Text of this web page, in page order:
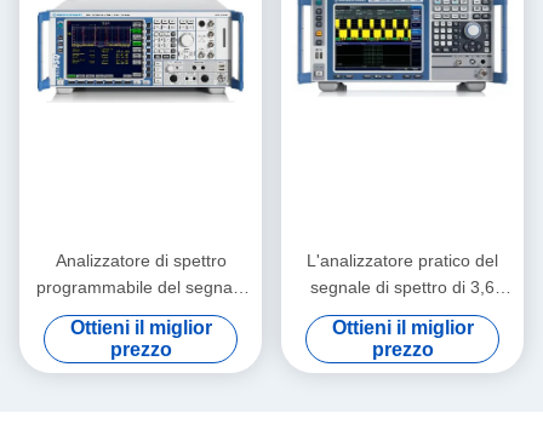
Analizzatore di spettro
programmabile del segnale
di rf Rohde e Schwarz
FSQ40
Ottieni il miglior
prezzo
L'analizzatore pratico del
segnale di spettro di 3,6
gigahertz ha usato R&S
FSV3 per il LED
Ottieni il miglior
prezzo